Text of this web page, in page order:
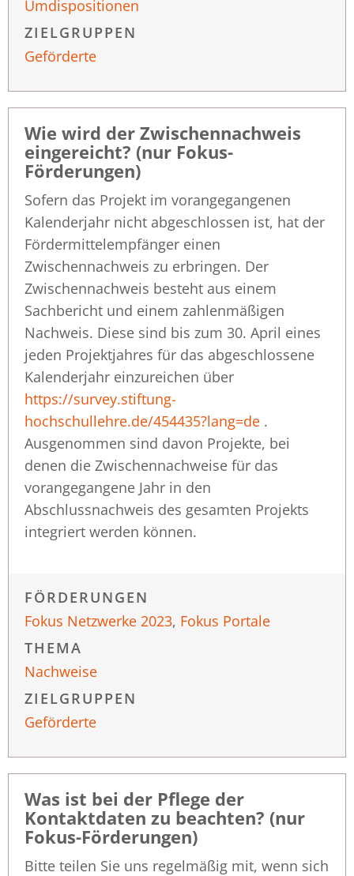
Umdispositionen
ZIELGRUPPEN
Geförderte
Wie wird der Zwischennachweis
eingereicht? (nur Fokus-
Förderungen)
Sofern das Projekt im vorangegangenen
Kalenderjahr nicht abgeschlossen ist, hat der
Fördermittelempfänger einen
Zwischennachweis zu erbringen. Der
Zwischennachweis besteht aus einem
Sachbericht und einem zahlenmäßigen
Nachweis. Diese sind bis zum 30. April eines
jeden Projektjahres für das abgeschlossene
Kalenderjahr einzureichen über
https://survey.stiftung-
hochschullehre.de/454435?lang=de .
Ausgenommen sind davon Projekte, bei
denen die Zwischennachweise für das
vorangegangene Jahr in den
Abschlussnachweis des gesamten Projekts
integriert werden können.
FÖRDERUNGEN
Fokus Netzwerke 2023, Fokus Portale
THEMA
Nachweise
ZIELGRUPPEN
Geförderte
Was ist bei der Pflege der
Kontaktdaten zu beachten? (nur
Fokus-Förderungen)
Bitte teilen Sie uns regelmäßig mit, wenn sich